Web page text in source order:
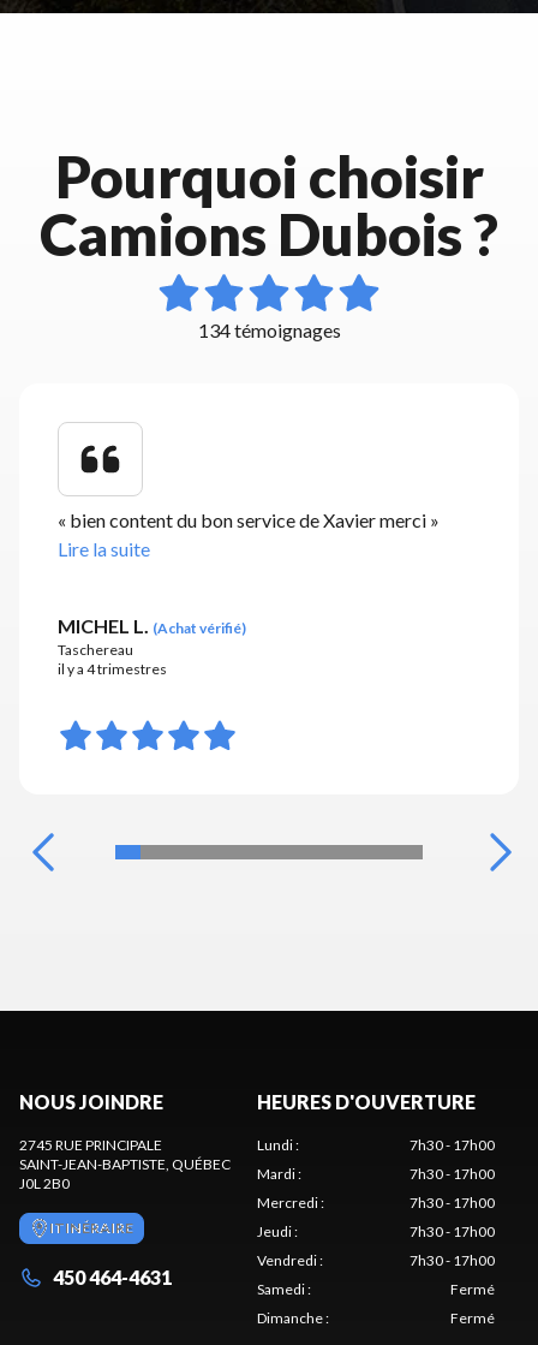
Pourquoi choisir
Camions Dubois ?
134 témoignages
« bien content du bon service de Xavier merci »
Lire la suite
MICHEL L. (Achat vérifié)
Taschereau
il y a 4 trimestres
NOUS JOINDRE
2745 RUE PRINCIPALE
SAINT-JEAN-BAPTISTE , QUÉBEC
J0L 2B0
ITINÉRAIRE
450 464-4631
HEURES D'OUVERTURE
Lundi:
7h30 - 17h00
Mardi:
7h30 - 17h00
Mercredi:
7h30 - 17h00
Jeudi:
7h30 - 17h00
Vendredi:
7h30 - 17h00
Samedi:
Fermé
Dimanche: Fermé